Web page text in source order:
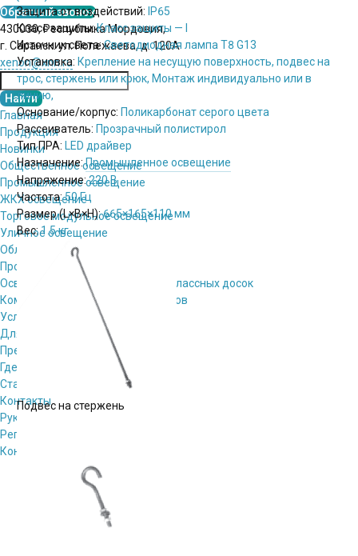
Обратный звонок
430030, Республика Мордовия,
г. Саранск. ул. Полежаева, д. 120А
xenon@xnn.ru
Главная
Продукция
Новинки
Общественное освещение
Промышленное освещение
ЖКХ освещение
Торговое модульное освещение
Уличное освещение
Облучатели
Прожекторное освещение
Освещение информационных и классных досок
Комплектующие для светильников
Услуги
Для проектировщиков
Пресс-центр
Где купить
Стать партнёром
Контакты
Руководство
Региональные представители
Контакты
Защита от воздействий: IP65
Класс защиты:Класс защиты — I
Источник света:Светодиодная лампа Т8 G13
Установка: Крепление на несущую поверхность, подвес на
трос, стержень или крюк, Монтаж индивидуально или в
линию,
Основание/корпус: Поликарбонат серого цвета
Рассеиватель: Прозрачный полистирол
Тип ПРА: LED драйвер
Назначение:Промышленное освещение
Напряжение:220 В
Частота:50 Гц
Размер (L×B×H):665×165×110 мм
Вес:1.5 кг
Подвес на стержень